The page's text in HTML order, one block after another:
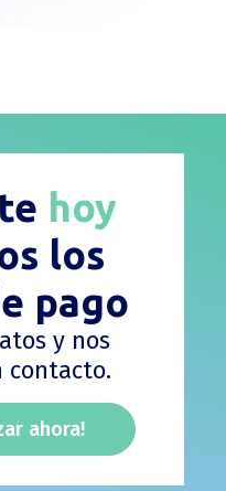
hoy
los
pago
y nos
contacto.
ahora!